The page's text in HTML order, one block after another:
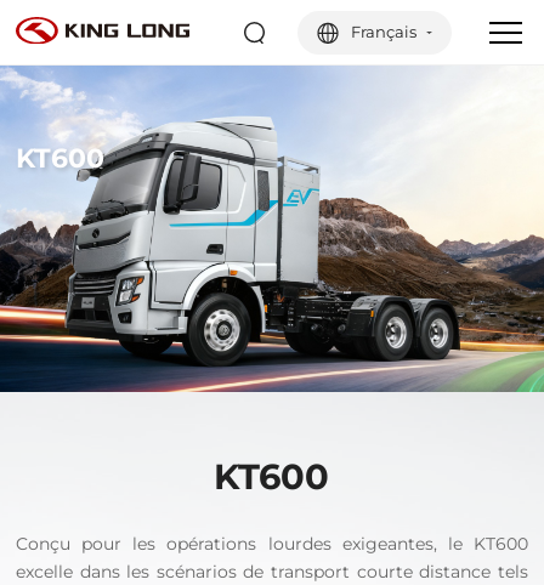
Français
KT600
KT600
Conçu pour les opérations lourdes exigeantes, le KT600
excelle dans les scénarios de transport courte distance tels